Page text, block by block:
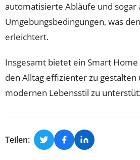
automatisierte Abläufe und sogar
Umgebungsbedingungen, was
erleichtert.
Insgesamt bietet ein Smart Home
den Alltag effizienter zu gestalten
modernen Lebensstil zu
Teilen: